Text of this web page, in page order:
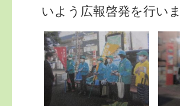
いよう広報啓発を行いま